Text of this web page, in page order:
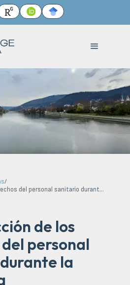
/
La protección de los derechos del personal sanitario durante la pandemia
de los
personal
la